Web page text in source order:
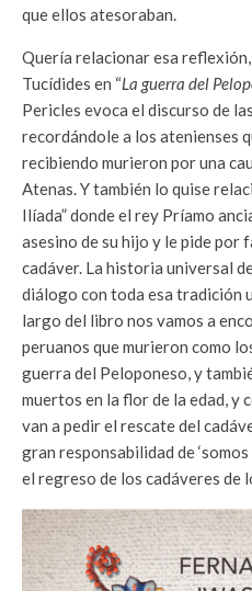
que ellos atesoraban.
Quería relacionar esa
Tucídides en “La guerra del
Pericles evoca el discurso de
recordándole a los atenienses
recibiendo murieron por una
Atenas. Y también lo quise
Ilíada” donde el rey Príamo
asesino de su hijo y le pide por
cadáver. La historia universal
diálogo con toda esa tradición
largo del libro nos vamos a
peruanos que murieron como
guerra del Peloponeso, y
muertos en la flor de la edad, y
van a pedir el rescate del
gran responsabilidad de
el regreso de los cadáveres de